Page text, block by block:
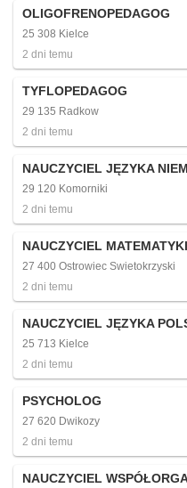
OLIGOFRENOPEDAGOG
25 308 Kielce
2 dni temu
TYFLOPEDAGOG
29 135 Radkow
2 dni temu
NAUCZYCIEL JĘZYKA
29 120 Komorniki
2 dni temu
NAUCZYCIEL MATEMATYKI
27 400 Ostrowiec Swietokrzyski
2 dni temu
NAUCZYCIEL JĘZYKA
25 713 Kielce
2 dni temu
PSYCHOLOG
27 620 Dwikozy
2 dni temu
NAUCZYCIEL